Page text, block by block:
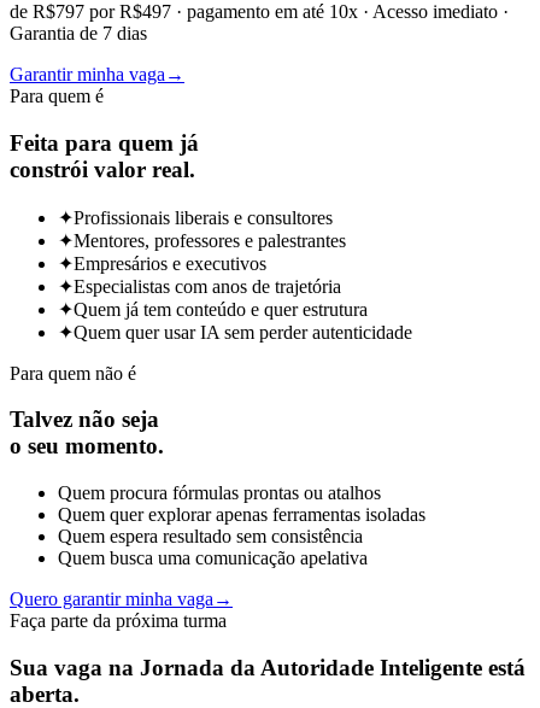
de R$797 por R$497 · pagamento em até 10x · Acesso imediato ·
Garantia de 7 dias
Garantir minha vaga →
Para quem é
Feita para quem já
constrói valor real.
✦Profissionais liberais e consultores
✦Mentores, professores e palestrantes
✦Empresários e executivos
✦Especialistas com anos de trajetória
✦Quem já tem conteúdo e quer estrutura
✦Quem quer usar IA sem perder autenticidade
Para quem não é
Talvez não seja
o seu momento.
Quem procura fórmulas prontas ou atalhos
Quem quer explorar apenas ferramentas isoladas
Quem espera resultado sem consistência
Quem busca uma comunicação apelativa
Quero garantir minha vaga →
Faça parte da próxima turma
Sua vaga na Jornada da Autoridade Inteligente está
aberta.